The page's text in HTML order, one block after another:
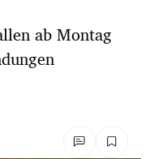
ab Montag